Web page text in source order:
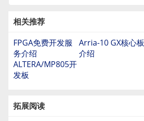
相关推荐
FPGA免费开发服
务介绍
Arria-10 GX核心板
介绍
ALTERA/MP805开
发板
拓展阅读